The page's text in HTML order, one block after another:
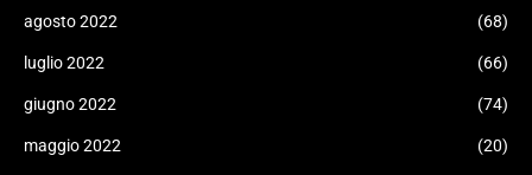
agosto 2022 (68)
luglio 2022 (66)
giugno 2022 (74)
maggio 2022 (20)